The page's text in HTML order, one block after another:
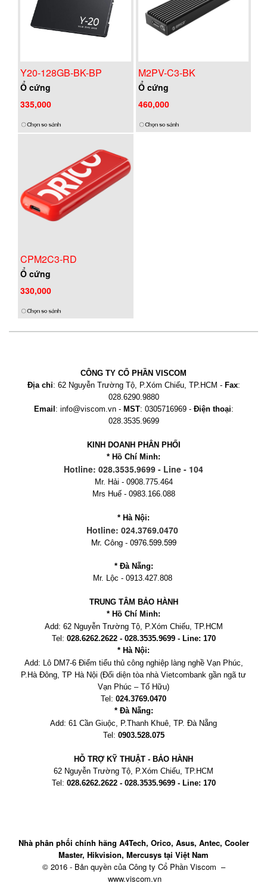
Y20-128GB-BK-BP
Ổ cứng
335,000
M2PV-C3-BK
Ổ cứng
460,000
CPM2C3-RD
Ổ cứng
330,000
CÔNG TY CỔ PHẦN VISCOM
Địa chỉ: 62 Nguyễn Trường Tộ, P.Xóm Chiếu, TP.HCM - Fax:
028.6290.9880
Email : info@viscom.vn - MST: 0305716969 - Điện thoại:
028.3535.9699
KINH DOANH PHÂN PHỐI
* Hồ Chí Minh:
Hotline: 028.3535.9699 - Line - 104
Mr. Hải - 0908.775.464
Mrs Huế - 0983.166.088
* Hà Nội:
Hotline: 024.3769.0470
Mr. Công - 0976.599.599
* Đà Nẵng:
Mr. Lộc - 0913.427.808
TRUNG TÂM BẢO HÀNH
* Hồ Chí Minh:
Add: 62 Nguyễn Trường Tộ, P.Xóm Chiếu, TP.HCM
Tel: 028.6262.2622 - 028.3535.9699 - Line: 170
* Hà Nội:
Add: Lô DM7-6 Điểm tiểu thủ công nghiệp làng nghề Vạn Phúc,
P.Hà Đông, TP Hà Nội (Đối diện tòa nhà Vietcombank gần ngã tư
Vạn Phúc – Tố Hữu)
Tel: 024.3769.0470
* Đà Nẵng:
Add: 61 Cần Giuộc, P.Thanh Khuê, TP. Đà Nẵng
Tel: 0903.528.075
HỖ TRỢ KỸ THUẬT - BẢO HÀNH
62 Nguyễn Trường Tộ, P.Xóm Chiếu, TP.HCM
Tel: 028.6262.2622 - 028.3535.9699 - Line: 170
Nhà phân phối chính hãng A4Tech, Orico, Asus, Antec, Cooler
Master, Hikvision, Mercusys tại Việt Nam
© 2016 - Bản quyền của Công ty Cổ Phần Viscom –
www.viscom.vn